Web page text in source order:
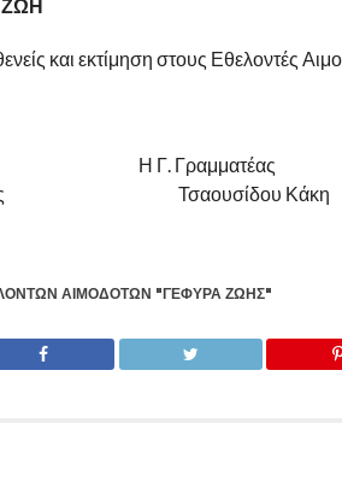
ΖΩΗ
και εκτίμηση στους Εθελοντές
Γ. Γραμματέας
Τσαουσίδου Κάκη
ΑΙΜΟΔΟΤΏΝ "ΓΈΦΥΡΑ ΖΩΉΣ"